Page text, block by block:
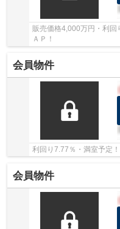
販売価格4,000万円・利
ＡＰ！
会員物件
利回り7.77％・満室予定！
会員物件